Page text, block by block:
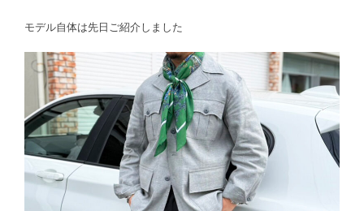
モデル自体は先日ご紹介しました